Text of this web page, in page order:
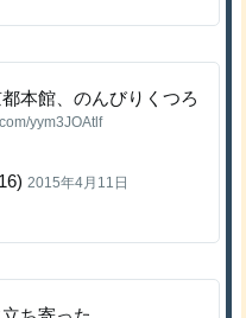
本館、のんびりくつろ
yym3JOAtlf
2015年4月11日